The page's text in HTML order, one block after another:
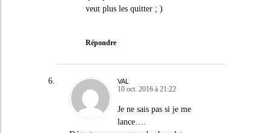
veut plus les quitter ; )
Répondre
VAL
10 oct. 2016 à 21:22
Je ne sais pas si je me
lance….